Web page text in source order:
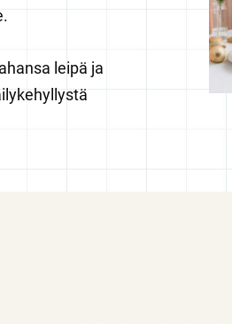
leipä ja